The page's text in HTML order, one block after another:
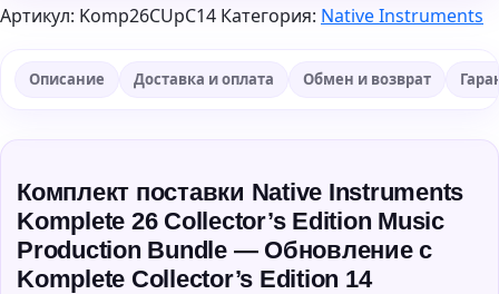
Артикул: Komp26CUpC14 Категория: Native Instruments
Описание Доставка и оплата Обмен и возврат
Комплект поставки Native Instruments
Komplete 26 Collector’s Edition Music
Production Bundle — Обновление с
Komplete Collector’s Edition 14